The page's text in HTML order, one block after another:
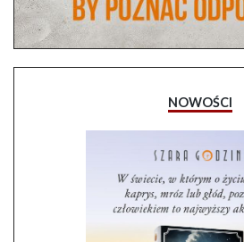
NOWOŚCI